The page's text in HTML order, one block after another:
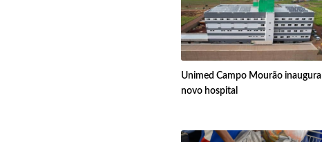
Unimed Campo Mourão inaugura
novo hospital